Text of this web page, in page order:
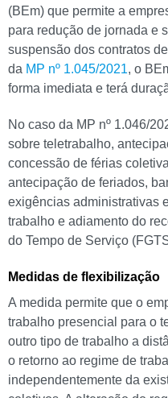
(BEm) que permite a
para redução de jornada e
suspensão dos contratos
da MP nº 1.045/2021, o
forma imediata e terá
No caso da MP nº 1.046/
sobre teletrabalho,
concessão de férias
antecipação de feriados,
exigências administrativas
trabalho e adiamento do
do Tempo de Serviço
Medidas de flexibilização
A medida permite que o
trabalho presencial para o
outro tipo de trabalho a
o retorno ao regime de
independentemente da